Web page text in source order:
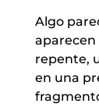
Algo
aparecen
repente,
en una